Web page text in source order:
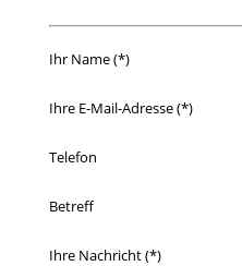
Ihr Name (*)
Ihre E-Mail-Adresse (*)
Telefon
Betreff
Ihre Nachricht (*)